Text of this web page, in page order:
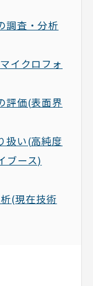
調査・分析
イクロフォ
評価(表面界
扱い(高純度
ブース)
(現在技術